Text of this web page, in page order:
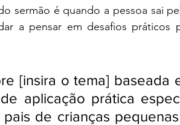
sermão é quando a pessoa sai
a pensar em desafios práticos
[insira o tema] baseada
aplicação prática
de crianças